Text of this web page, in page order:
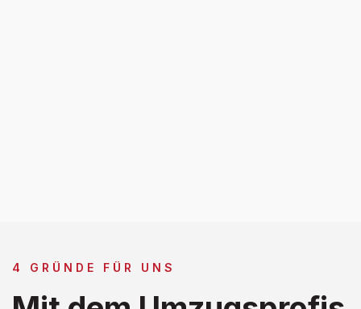
4 GRÜNDE FÜR UNS